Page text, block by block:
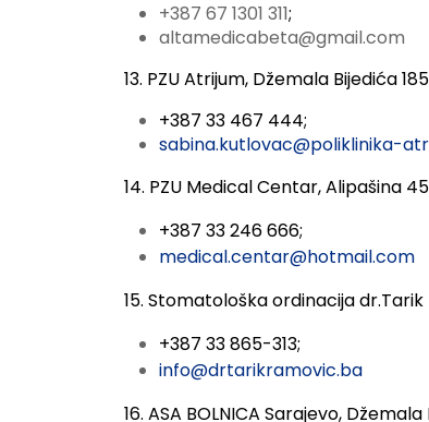
+387 67 1301 311;
altamedicabeta@gmail.com
13. PZU Atrijum, Džemala Bijedića
+387 33 467 444;
sabina.kutlovac@poliklinika-
14. PZU Medical Centar, Alipašina
+387 33 246 666;
medical.centar@hotmail.com
15. Stomatološka ordinacija dr.Tarik
+387 33 865-313;
info@drtarikramovic.ba
16. ASA BOLNICA Sarajevo,